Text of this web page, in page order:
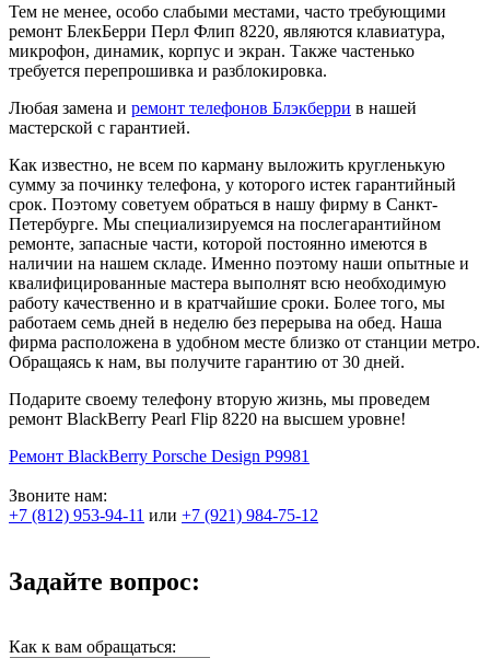
Тем не менее, особо слабыми местами, часто требующими
ремонт БлекБерри Перл Флип 8220, являются клавиатура,
микрофон, динамик, корпус и экран. Также частенько
требуется перепрошивка и разблокировка.
Любая замена и ремонт телефонов Блэкберри в нашей
мастерской с гарантией.
Как известно, не всем по карману выложить кругленькую
сумму за починку телефона, у которого истек гарантийный
срок. Поэтому советуем обраться в нашу фирму в Санкт-
Петербурге. Мы специализируемся на послегарантийном
ремонте, запасные части, которой постоянно имеются в
наличии на нашем складе. Именно поэтому наши опытные и
квалифицированные мастера выполнят всю необходимую
работу качественно и в кратчайшие сроки. Более того, мы
работаем семь дней в неделю без перерыва на обед. Наша
фирма расположена в удобном месте близко от станции метро.
Обращаясь к нам, вы получите гарантию от 30 дней.
Подарите своему телефону вторую жизнь, мы проведем
ремонт BlackBerry Pearl Flip 8220 на высшем уровне!
Ремонт BlackBerry Porsche Design P9981
Звоните нам:
+7 (812) 953-94-11 или +7 (921) 984-75-12
Задайте вопрос:
Как к вам обращаться: